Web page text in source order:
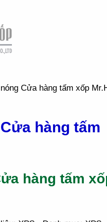
Cửa hàng tấm xốp
hàng tấm
hàng tấm